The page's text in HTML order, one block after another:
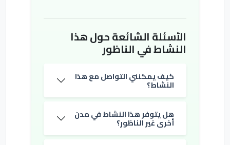
الأسئلة الشائعة حول هذا
النشاط في الناظور
كيف يمكنني التواصل مع هذا
النشاط؟
هل يتوفر هذا النشاط في مدن
أخرى غير الناظور؟